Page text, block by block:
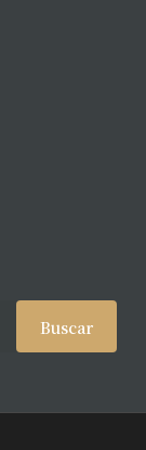
Buscar